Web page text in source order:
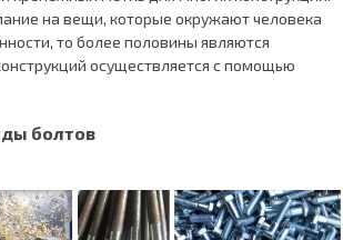
на вещи, которые окружают человека
то более половины являются
осуществляется с помощью
болтов